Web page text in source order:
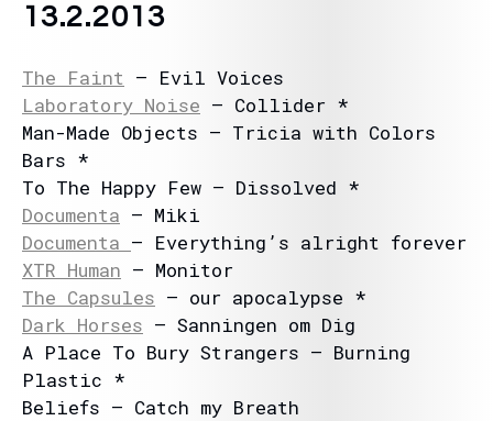
13.2.2013
The Faint – Evil Voices
Laboratory Noise – Collider *
Man-Made Objects – Tricia with Colors
Bars *
To The Happy Few – Dissolved *
Documenta – Miki
Documenta – Everything’s alright forever
XTR Human – Monitor
The Capsules – our apocalypse *
Dark Horses – Sanningen om Dig
A Place To Bury Strangers – Burning
Plastic *
Beliefs – Catch my Breath